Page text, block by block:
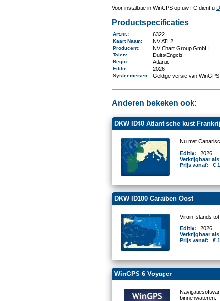
Voor installatie in WinGPS op uw PC dient u
Productspecificaties
Art.nr.: 6322
Kaart Naam: NV ATL2
Producent: NV Chart Group GmbH
Talen: Duits/Engels
Regio: Atlantic
Editie: 2026
Systeemeisen: Geldige versie van WinGPS
Anderen bekeken ook:
DKW ID40 Atlantische kust
Nu met
Editie:
2026
Verkrijgbaar
Prijs vanaf:
€
DKW ID100 Caraïben Oost
Virgin Islands
Editie:
2026
Verkrijgbaar
Prijs vanaf:
€
WinGPS 6 Voyager
binnenwateren.